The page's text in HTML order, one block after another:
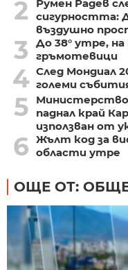
2
Румен Радев
сигурността:
въздушно
3
До 38° утре,
гръмотевици
4 След Мондиал
големи
5
паднал край
използван от
6 Жълт код за
области утре
ОЩЕ ОТ: